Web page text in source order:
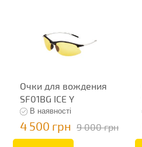
Очки для вождения
SF01BG ICE Y
В наявності
4 500 грн 9 000 грн